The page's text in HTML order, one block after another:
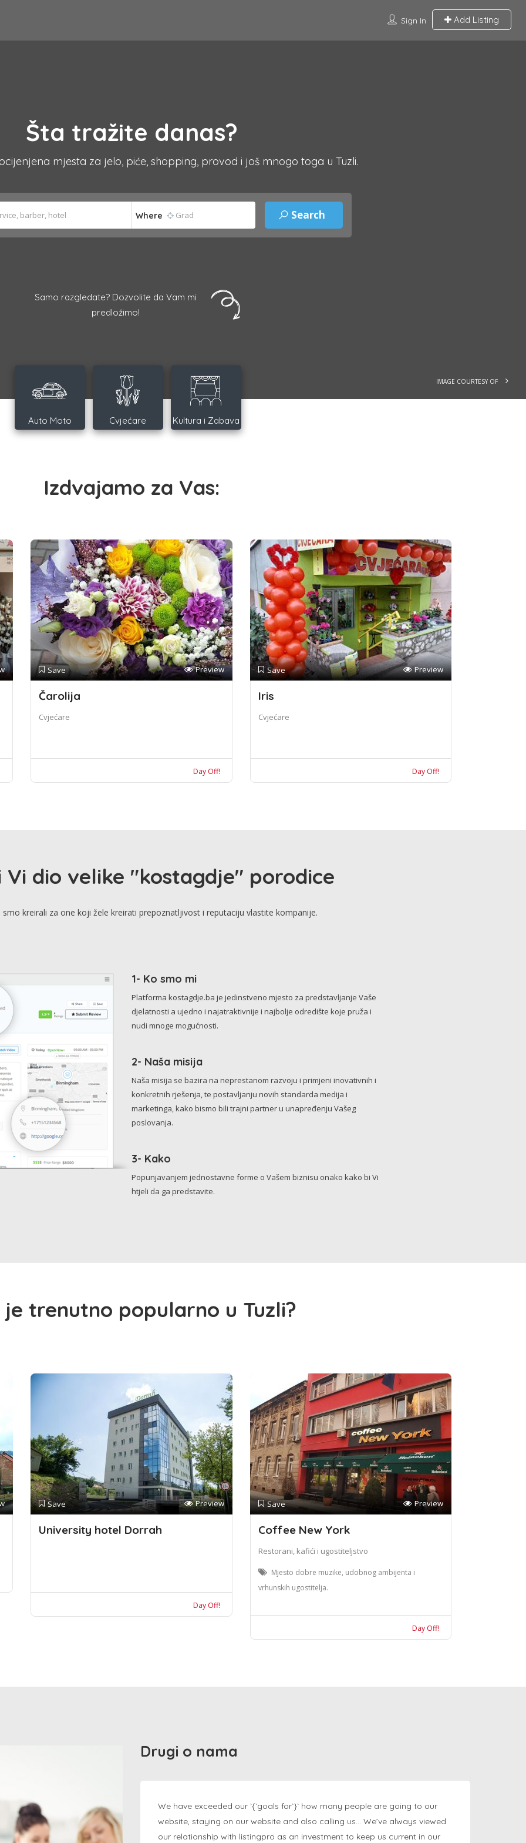
Sign In Add Listing
IMAGE COURTESY OF
Šta tražite danas?
mjesta za jelo, piće, shopping, provod i još mnogo toga u Tuzli.
Where
Samo razgledate? Dozvolite da Vam mi
predložimo!
Auto Moto Cvjećare Kultura i Zabava
Izdvajamo za Vas:
Save Preview
Čarolija
Cvjećare
Day Off!
Save Preview
Iris
Cvjećare
Day Off!
Vi dio velike "kostagdje" porodice
kreirali za one koji žele kreirati prepoznatljivost i reputaciju vlastite kompanije.
1- Ko smo mi
Platforma kostagdje.ba je jedinstveno mjesto za predstavljanje Vaše
djelatnosti a ujedno i najatraktivnije i najbolje odredište koje pruža i
nudi mnoge mogućnosti.
2- Naša misija
Naša misija se bazira na neprestanom razvoju i primjeni inovativnih i
konkretnih rješenja, te postavljanju novih standarda medija i
marketinga, kako bismo bili trajni partner u unapređenju Vašeg
poslovanja.
3- Kako
Popunjavanjem jednostavne forme o Vašem biznisu onako kako bi Vi
htjeli da ga predstavite.
je trenutno popularno u Tuzli?
Save Preview
University hotel Dorrah
Day Off!
Save Preview
Coffee New York
Restorani, kafići i ugostiteljstvo
Mjesto dobre muzike, udobnog ambijenta i
vrhunskih ugostitelja.
Day Off!
Drugi o nama
We have exceeded our `{`goals for`}` how many people are going to our
website, staying on our website and also calling us… We’ve always viewed
our relationship with listingpro as an investment to keep us current in our